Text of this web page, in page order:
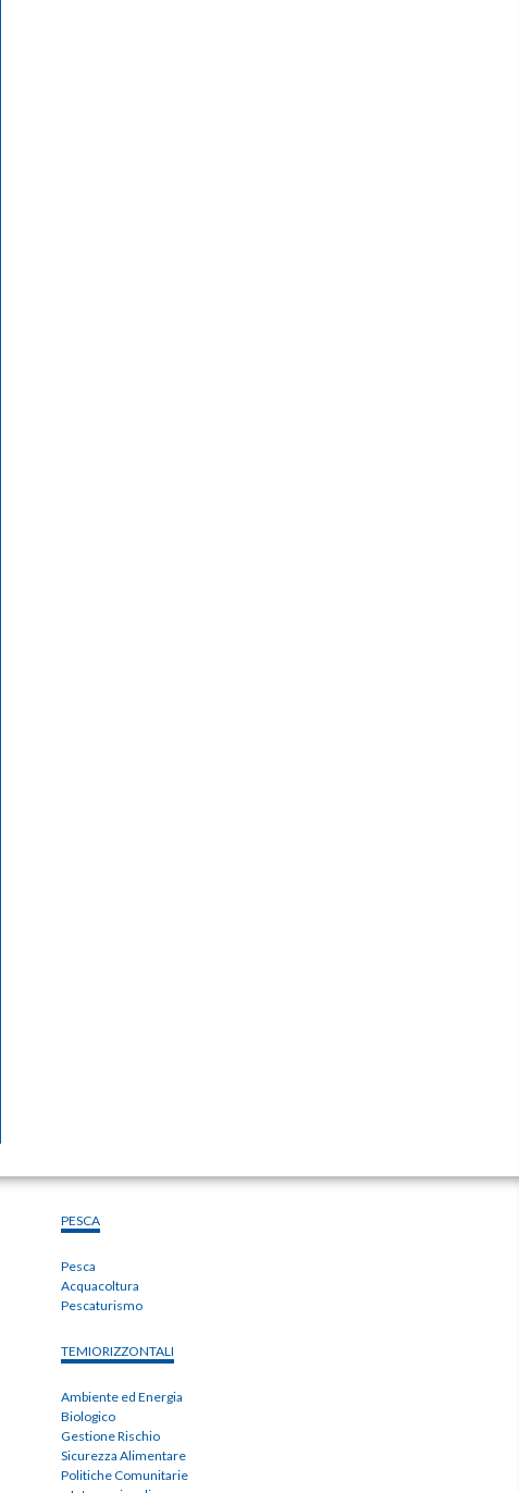
PESCA
Pesca
Acquacoltura
Pescaturismo
TEMIORIZZONTALI
Ambiente ed Energia
Biologico
Gestione Rischio
Sicurezza Alimentare
Politiche Comunitarie